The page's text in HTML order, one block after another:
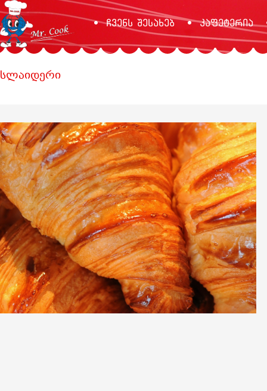
ჩვენს შესახებ კაფეტერია
სლაიდერი